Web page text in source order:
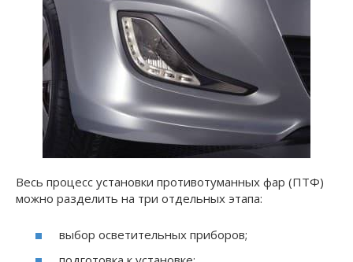
Весь процесс установки противотуманных фар (ПТФ)
можно разделить на три отдельных этапа:
выбор осветительных приборов;